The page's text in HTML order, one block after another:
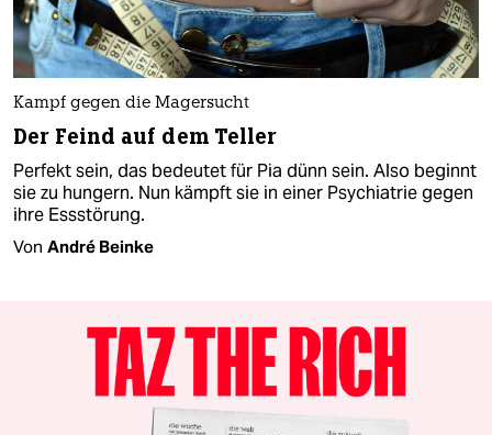
Kampf gegen die Magersucht
Der Feind auf dem Teller
Perfekt sein, das bedeutet für Pia dünn sein. Also beginnt
sie zu hungern. Nun kämpft sie in einer Psychiatrie gegen
ihre Essstörung.
Von André Beinke